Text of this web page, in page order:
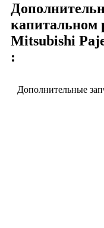
капитальном
Mitsubishi
:
Дополнительные